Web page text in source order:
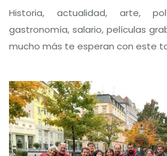
Historia, actualidad, arte,
gastronomía, salario, películas
mucho más te esperan con este